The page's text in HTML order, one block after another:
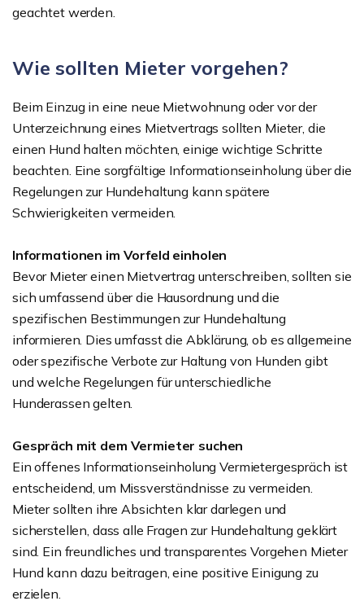
geachtet werden.
Wie sollten Mieter vorgehen?
Beim Einzug in eine neue Mietwohnung oder vor der
Unterzeichnung eines Mietvertrags sollten Mieter, die
einen Hund halten möchten, einige wichtige Schritte
beachten. Eine sorgfältige Informationseinholung über die
Regelungen zur Hundehaltung kann spätere
Schwierigkeiten vermeiden.
Informationen im Vorfeld einholen
Bevor Mieter einen Mietvertrag unterschreiben, sollten sie
sich umfassend über die Hausordnung und die
spezifischen Bestimmungen zur Hundehaltung
informieren. Dies umfasst die Abklärung, ob es allgemeine
oder spezifische Verbote zur Haltung von Hunden gibt
und welche Regelungen für unterschiedliche
Hunderassen gelten.
Gespräch mit dem Vermieter suchen
Ein offenes Informationseinholung Vermietergespräch ist
entscheidend, um Missverständnisse zu vermeiden.
Mieter sollten ihre Absichten klar darlegen und
sicherstellen, dass alle Fragen zur Hundehaltung geklärt
sind. Ein freundliches und transparentes Vorgehen Mieter
Hund kann dazu beitragen, eine positive Einigung zu
erzielen.